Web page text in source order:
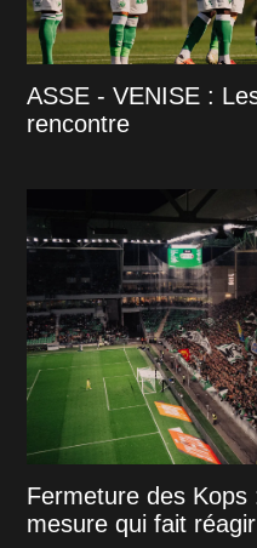
ASSE - VENISE :
rencontre
Fermeture des Kops
mesure qui fait réagir